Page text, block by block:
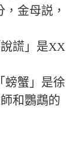
金母説，
謊」是XX
螃蟹」是徐
和鸚鵡的